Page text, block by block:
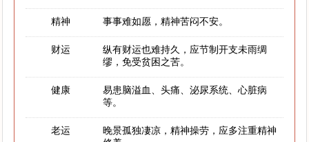
精神 事事难如愿，精神苦闷不安。
财运
纵有财运也难持久，应节制开支未雨绸
缪，免受贫困之苦。
健康
易患脑溢血、头痛、泌尿系统、心脏病
等。
老运
晚景孤独凄凉，精神操劳，应多注重精神